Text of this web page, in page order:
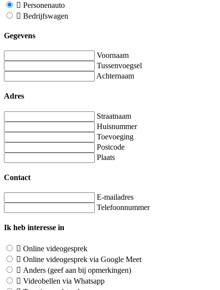
Personenauto
Bedrijfswagen
Gegevens
Voornaam
Tussenvoegsel
Achternaam
Adres
Straatnaam
Huisnummer
Toevoeging
Postcode
Plaats
Contact
E-mailadres
Telefoonnummer
Ik heb interesse in
Online videogesprek
Online videogesprek via Google Meet
Anders (geef aan bij opmerkingen)
Videobellen via Whatsapp